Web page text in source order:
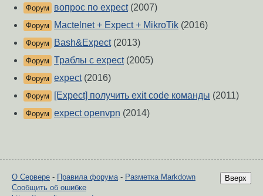
Форум вопрос по expect(2007)
Форум Mactelnet + Expect + MikroTik (2016)
Форум Bash&Expect(2013)
Форум Траблы с expect(2005)
Форум expect(2016)
Форум [Expect] получить exit code команды (2011)
Форум expect openvpn (2014)
Вверх
О Сервере - Правила форума- Разметка Markdown
Сообщить об ошибке